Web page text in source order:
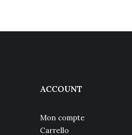
ACCOUNT
Mon compte
Carrello